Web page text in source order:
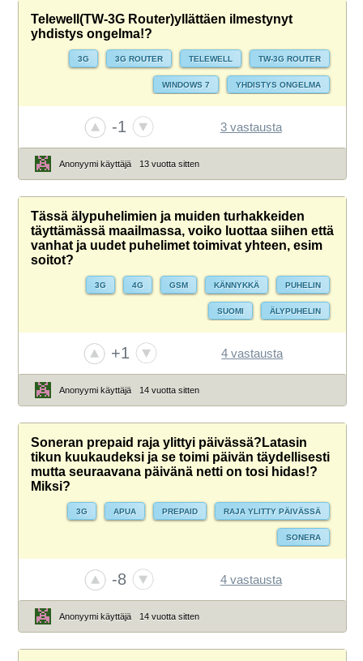
Telewell(TW-3G Router)yllättäen ilmestynyt
yhdistys ongelma!?
3G 3G ROUTER TELEWELL TW-3G ROUTER
WINDOWS 7 YHDISTYS ONGELMA
-1 3 vastausta
Anonyymi käyttäjä 13 vuotta sitten
Tässä älypuhelimien ja muiden turhakkeiden
täyttämässä maailmassa, voiko luottaa siihen että
vanhat ja uudet puhelimet toimivat yhteen, esim
soitot?
3G 4G GSM KÄNNYKKÄ PUHELIN
SUOMI ÄLYPUHELIN
+1 4 vastausta
Anonyymi käyttäjä 14 vuotta sitten
Soneran prepaid raja ylittyi päivässä?Latasin
tikun kuukaudeksi ja se toimi päivän täydellisesti
mutta seuraavana päivänä netti on tosi hidas!?
Miksi?
3G APUA PREPAID RAJA YLITTY PÄIVÄSSÄ
SONERA
-8 4 vastausta
Anonyymi käyttäjä 14 vuotta sitten